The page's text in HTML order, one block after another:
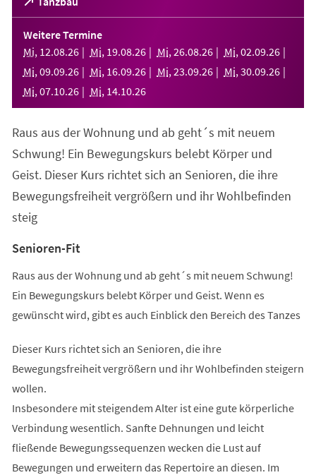
in
einem
neuen
Tab)
Weitere Termine
Mi, 12.08.26 Mi, 19.08.26 Mi, 26.08.26 Mi, 02.09.26
Mi, 09.09.26 Mi, 16.09.26 Mi, 23.09.26 Mi, 30.09.26
Mi, 07.10.26 Mi, 14.10.26
Raus aus der Wohnung und ab geht´s mit neuem
Schwung! Ein Bewegungskurs belebt Körper und
Geist. Dieser Kurs richtet sich an Senioren, die ihre
Bewegungsfreiheit vergrößern und ihr Wohlbefinden
steig
Senioren-Fit
Raus aus der Wohnung und ab geht´s mit neuem Schwung!
Ein Bewegungskurs belebt Körper und Geist. Wenn es
gewünscht wird, gibt es auch Einblick den Bereich des Tanzes
Dieser Kurs richtet sich an Senioren, die ihre
Bewegungsfreiheit vergrößern und ihr Wohlbefinden steigern
wollen.
Insbesondere mit steigendem Alter ist eine gute körperliche
Verbindung wesentlich. Sanfte Dehnungen und leicht
fließende Bewegungssequenzen wecken die Lust auf
Bewegungen und erweitern das Repertoire an diesen. Im